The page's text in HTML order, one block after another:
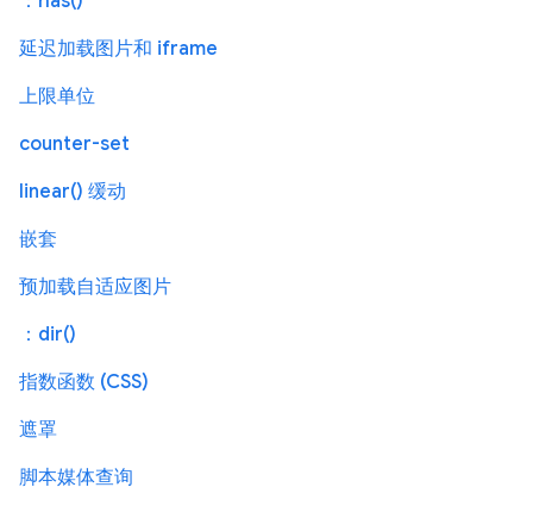
延迟加载图片和 iframe
上限单位
counter-set
linear() 缓动
嵌套
预加载自适应图片
：dir()
指数函数 (CSS)
遮罩
脚本媒体查询